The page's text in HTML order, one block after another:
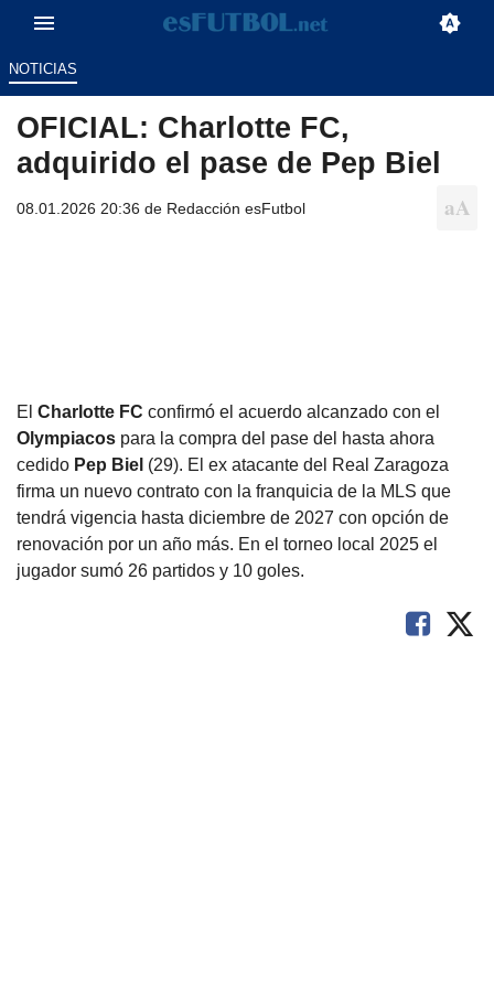
NOTICIAS
OFICIAL: Charlotte FC,
adquirido el pase de Pep Biel
08.01.2026 20:36 de Redacción esFutbol
El Charlotte FC confirmó el acuerdo alcanzado con el
Olympiacos para la compra del pase del hasta ahora
cedido Pep Biel (29). El ex atacante del Real Zaragoza
firma un nuevo contrato con la franquicia de la MLS que
tendrá vigencia hasta diciembre de 2027 con opción de
renovación por un año más. En el torneo local 2025 el
jugador sumó 26 partidos y 10 goles.